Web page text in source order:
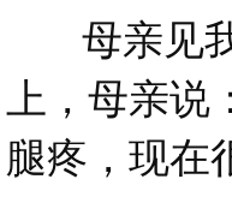
母亲见我
上，母亲
腿疼，现在